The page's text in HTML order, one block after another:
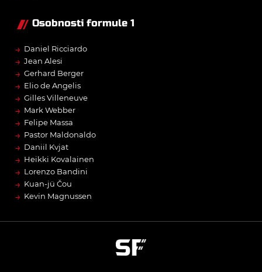
Osobnosti formule 1
→ Daniel Ricciardo
→ Jean Alesi
→ Gerhard Berger
→ Elio de Angelis
→ Gilles Villeneuve
→ Mark Webber
→ Felipe Massa
→ Pastor Maldonaldo
→ Daniil Kvjat
→ Heikki Kovalainen
→ Lorenzo Bandini
→ Kuan-jü Čou
→ Kevin Magnussen